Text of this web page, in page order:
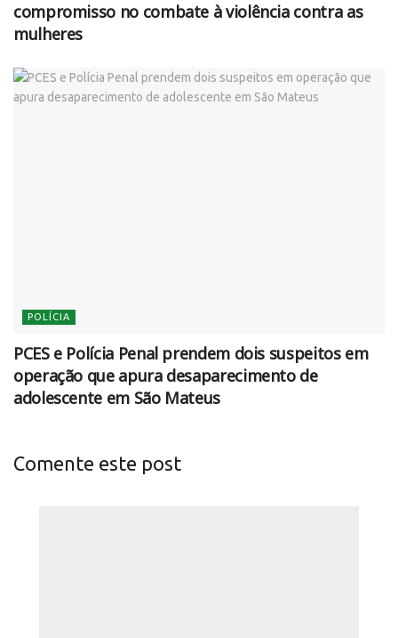
compromisso no combate à violência contra as
mulheres
POLÍCIA
PCES e Polícia Penal prendem dois suspeitos em
operação que apura desaparecimento de
adolescente em São Mateus
Comente este post